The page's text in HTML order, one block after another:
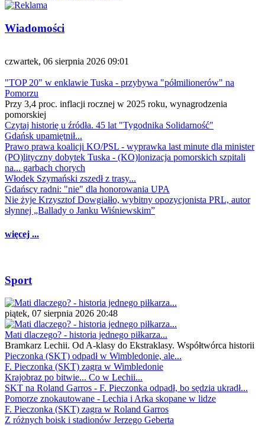
Wiadomości
czwartek, 06 sierpnia 2026 09:01
"TOP 20" w enklawie Tuska - przybywa "półmilionerów" na
Pomorzu
Przy 3,4 proc. inflacji rocznej w 2025 roku, wynagrodzenia
pomorskiej
Czytaj historię u źródła. 45 lat "Tygodnika Solidarność"
Gdańsk upamiętnił...
Prawo prawa koalicji KO/PSL - wyprawka last minute dla minister
(PO)lityczny dobytek Tuska - (KO)lonizacja pomorskich szpitali
na... garbach chorych
Włodek Szymański zszedł z trasy...
Gdańscy radni: "nie" dla honorowania UPA
Nie żyje Krzysztof Dowgiałło, wybitny opozycjonista PRL, autor
słynnej „Ballady o Janku Wiśniewskim”
więcej ...
Sport
piątek, 07 sierpnia 2026 20:48
Mati dlaczego? - historia jednego piłkarza...
Bramkarz Lechii. Od A-klasy do Ekstraklasy. Współtwórca historii
Pieczonka (SKT) odpadł w Wimbledonie, ale...
F. Pieczonka (SKT) zagra w Wimbledonie
Krajobraz po bitwie... Co w Lechii...
SKT na Roland Garros - F. Pieczonka odpadł, bo sędzia ukradł...
Pomorze znokautowane - Lechia i Arka skopane w lidze
F. Pieczonka (SKT) zagra w Roland Garros
Z różnych boisk i stadionów Jerzego Geberta